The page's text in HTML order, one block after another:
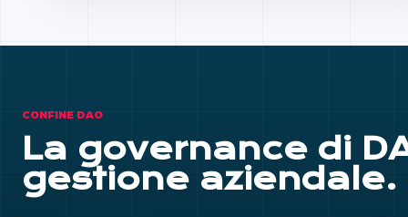
CONFINE DAO
La governance di
gestione aziendale.